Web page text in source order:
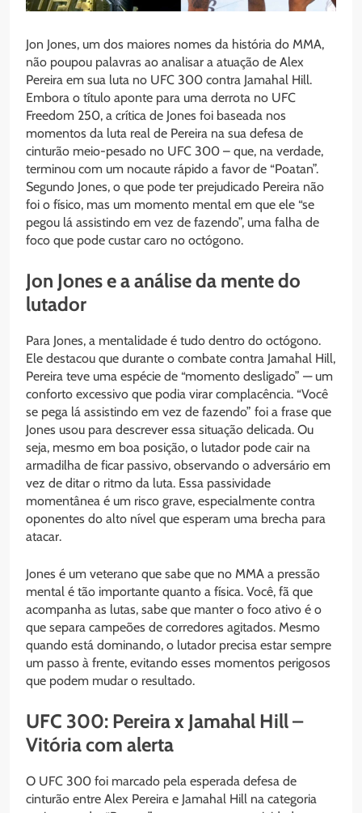
Jon Jones, um dos maiores nomes da história do MMA,
não poupou palavras ao analisar a atuação de Alex
Pereira em sua luta no UFC 300 contra Jamahal Hill.
Embora o título aponte para uma derrota no UFC
Freedom 250, a crítica de Jones foi baseada nos
momentos da luta real de Pereira na sua defesa de
cinturão meio-pesado no UFC 300 – que, na verdade,
terminou com um nocaute rápido a favor de “Poatan”.
Segundo Jones, o que pode ter prejudicado Pereira não
foi o físico, mas um momento mental em que ele “se
pegou lá assistindo em vez de fazendo”, uma falha de
foco que pode custar caro no octógono.
Jon Jones e a análise da mente do
lutador
Para Jones, a mentalidade é tudo dentro do octógono.
Ele destacou que durante o combate contra Jamahal Hill,
Pereira teve uma espécie de “momento desligado” — um
conforto excessivo que podia virar complacência. “Você
se pega lá assistindo em vez de fazendo” foi a frase que
Jones usou para descrever essa situação delicada. Ou
seja, mesmo em boa posição, o lutador pode cair na
armadilha de ficar passivo, observando o adversário em
vez de ditar o ritmo da luta. Essa passividade
momentânea é um risco grave, especialmente contra
oponentes do alto nível que esperam uma brecha para
atacar.
Jones é um veterano que sabe que no MMA a pressão
mental é tão importante quanto a física. Você, fã que
acompanha as lutas, sabe que manter o foco ativo é o
que separa campeões de corredores agitados. Mesmo
quando está dominando, o lutador precisa estar sempre
um passo à frente, evitando esses momentos perigosos
que podem mudar o resultado.
UFC 300: Pereira x Jamahal Hill –
Vitória com alerta
O UFC 300 foi marcado pela esperada defesa de
cinturão entre Alex Pereira e Jamahal Hill na categoria